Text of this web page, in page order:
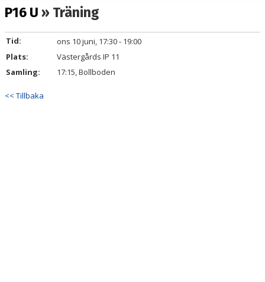
DOKUMENT
KONTAKT
P16 U » Träning
Tid:
ons 10 juni, 17:30 - 19:00
Plats:
Västergårds IP 11
Samling:
17:15, Bollboden
<< Tillbaka